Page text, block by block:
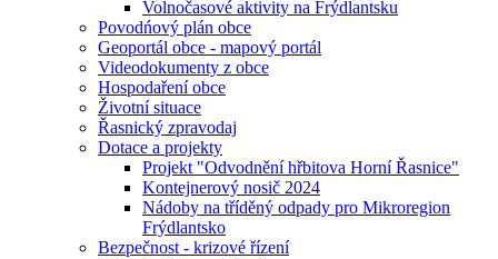
Volnočasové aktivity na Frýdlantsku
Povodńový plán obce
Geoportál obce - mapový portál
Videodokumenty z obce
Hospodaření obce
Životní situace
Řasnický zpravodaj
Dotace a projekty
Projekt "Odvodnění hřbitova Horní Řasnice"
Kontejnerový nosič 2024
Nádoby na tříděný odpady pro Mikroregion
Frýdlantsko
Bezpečnost - krizové řízení